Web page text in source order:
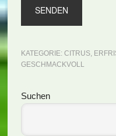
KATEGORIE: CITRUS,
GESCHMACKVOLL
Seitenspalte
Suchen